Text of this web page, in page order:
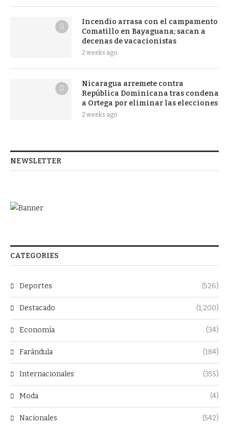
Incendio arrasa con el campamento
Comatillo en Bayaguana; sacan a
decenas de vacacionistas
2 weeks ago
Nicaragua arremete contra
República Dominicana tras condena
a Ortega por eliminar las elecciones
2 weeks ago
NEWSLETTER
CATEGORIES
Deportes (526)
Destacado (1,200)
Economía (34)
Farándula (184)
Internacionales (355)
Moda (4)
Nacionales (542)